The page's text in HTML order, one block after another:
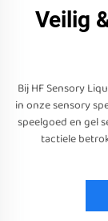
Veilig
Bij HF Sensory
in onze sensory
speelgoed en gel
tactiele